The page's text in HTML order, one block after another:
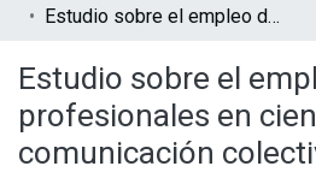
Browse DSpace
Statistics
Estudio sobre el empleo de profesionales en ciencias de la comunicación colectiva
Estudio sobre el
profesionales en
comunicación